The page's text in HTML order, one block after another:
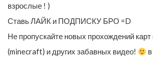
взрослые ! )
Ставь ЛАЙК и ПОДПИСКУ БРО =D
Не пропускайте новых прохождений
(minecraft) и других забавных видео!